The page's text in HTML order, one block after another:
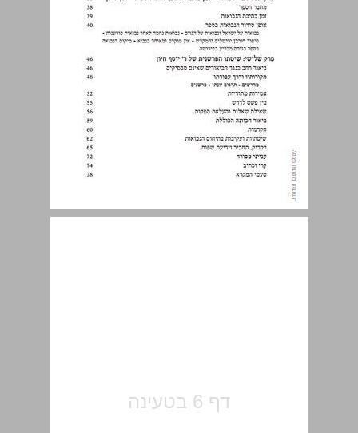
פתח דבר ... 7